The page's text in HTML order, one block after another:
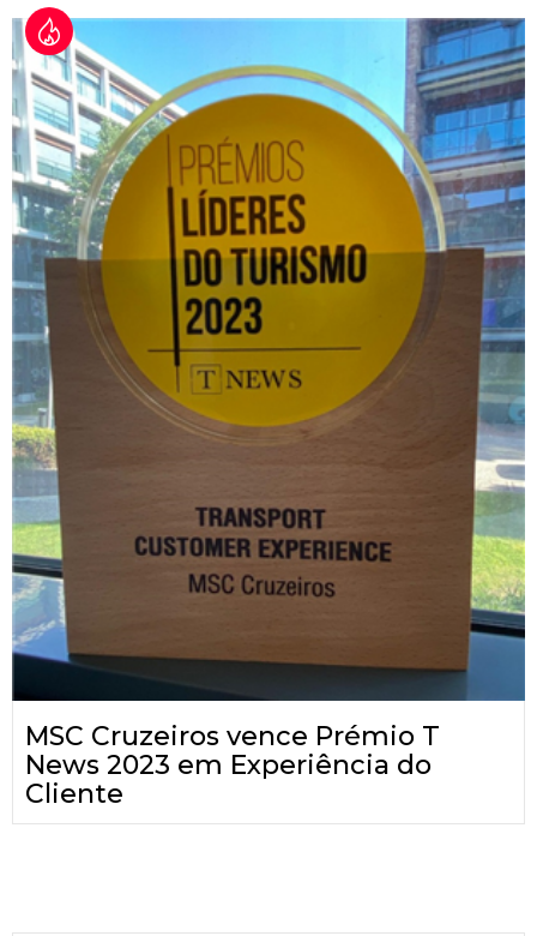
MSC Cruzeiros vence Prémio T
News 2023 em Experiência do
Cliente